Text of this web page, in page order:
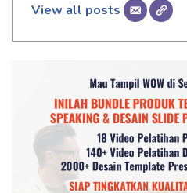
View all posts